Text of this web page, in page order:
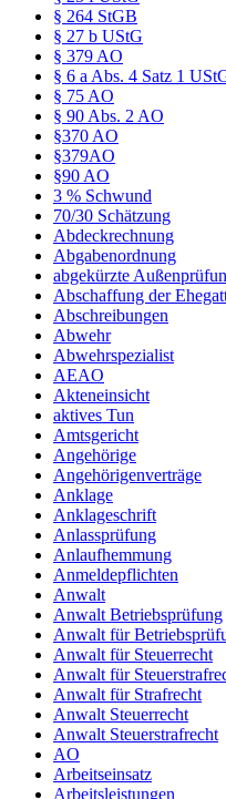
§ 264 StGB
§ 27 b UStG
§ 379 AO
§ 6 a Abs. 4 Satz 1
§ 75 AO
§ 90 Abs. 2 AO
§370 AO
§379AO
§90 AO
3 % Schwund
70/30 Schätzung
Abdeckrechnung
Abgabenordnung
abgekürzte
Abschaffung der
Abschreibungen
Abwehr
Abwehrspezialist
AEAO
Akteneinsicht
aktives Tun
Amtsgericht
Angehörige
Angehörigenverträge
Anklage
Anklageschrift
Anlassprüfung
Anlaufhemmung
Anmeldepflichten
Anwalt
Anwalt Betriebsprüfung
Anwalt für
Anwalt für Steuerrecht
Anwalt für
Anwalt für Strafrecht
Anwalt Steuerrecht
Anwalt Steuerstrafrecht
AO
Arbeitseinsatz
Arbeitsleistungen